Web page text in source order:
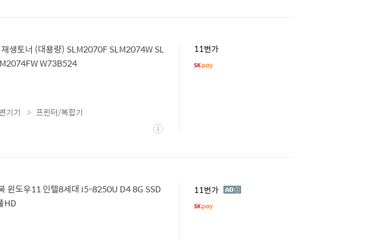
생토너 (대용량) SLM2070F SLM2074W SL
W73B524
11번가
상
기기
프린터/복합기
윈도우11 인텔8세대 i5-8250U D4 8G SSD
HD
11번가 광